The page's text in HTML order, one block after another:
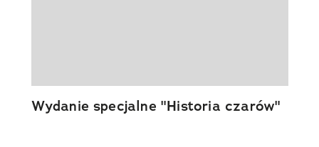
Wydanie specjalne "Historia czarów"